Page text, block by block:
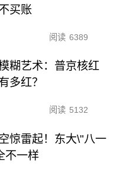
买账
阅读 6389
糊艺术：普京核红
多红？
阅读 5132
惊雷起！东大\"八一
不一样